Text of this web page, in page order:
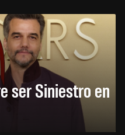
ser Siniestro en